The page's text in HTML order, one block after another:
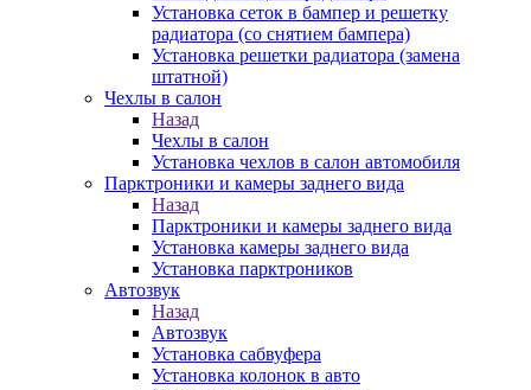
Установка сеток в бампер и решетку
радиатора (со снятием бампера)
Установка решетки радиатора (замена
штатной)
Чехлы в салон
Назад
Чехлы в салон
Установка чехлов в салон автомобиля
Парктроники и камеры заднего вида
Назад
Парктроники и камеры заднего вида
Установка камеры заднего вида
Установка парктроников
Автозвук
Назад
Автозвук
Установка сабвуфера
Установка колонок в авто